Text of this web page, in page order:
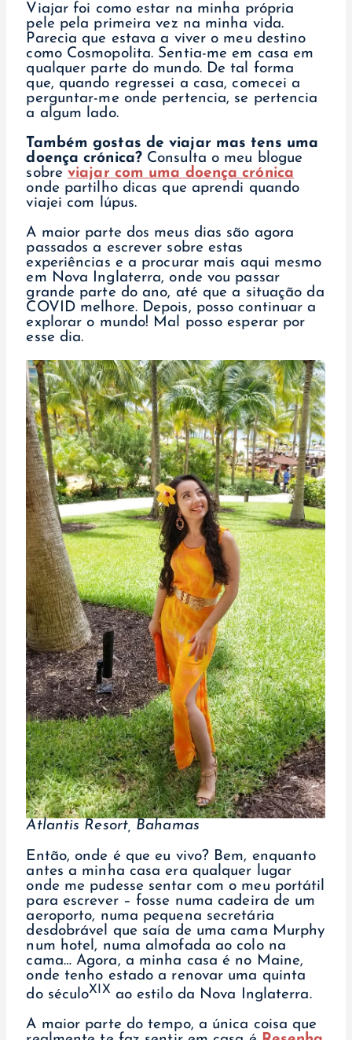
Viajar foi como estar na minha própria
pele pela primeira vez na minha vida.
Parecia que estava a viver o meu destino
como Cosmopolita. Sentia-me em casa em
qualquer parte do mundo. De tal forma
que, quando regressei a casa, comecei a
perguntar-me onde pertencia, se pertencia
a algum lado.
Também gostas de viajar mas tens uma
doença crónica? Consulta o meu blogue
sobre viajar com uma doença crónica
onde partilho dicas que aprendi quando
viajei com lúpus.
A maior parte dos meus dias são agora
passados a escrever sobre estas
experiências e a procurar mais aqui mesmo
em Nova Inglaterra, onde vou passar
grande parte do ano, até que a situação da
COVID melhore. Depois, posso continuar a
explorar o mundo! Mal posso esperar por
esse dia.
Atlantis Resort, Bahamas
Então, onde é que eu vivo? Bem, enquanto
antes a minha casa era qualquer lugar
onde me pudesse sentar com o meu portátil
para escrever – fosse numa cadeira de um
aeroporto, numa pequena secretária
desdobrável que saía de uma cama Murphy
num hotel, numa almofada ao colo na
cama… Agora, a minha casa é no Maine,
onde tenho estado a renovar uma quinta
do séculoXIX ao estilo da Nova Inglaterra.
A maior parte do tempo, a única coisa que